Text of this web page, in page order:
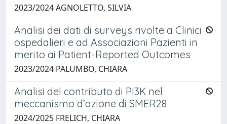
2023/2024 AGNOLETTO, SILVIA
Analisi dei dati di surveys rivolte a Clinici
ospedalieri e ad Associazioni Pazienti in
merito ai Patient-Reported Outcomes
2023/2024 PALUMBO, CHIARA
Analisi del contributo di PI3K nel
meccanismo d’azione di SMER28
2024/2025 FRELICH, CHIARA